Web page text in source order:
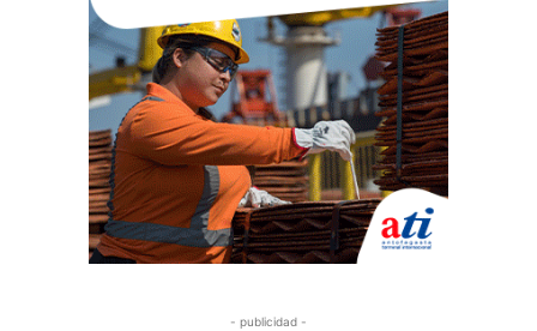
- publicidad -